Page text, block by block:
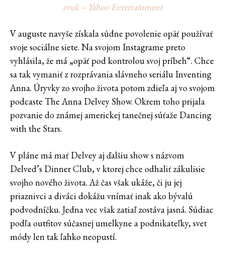
zvuk – Yahoo Entertainment
V auguste navyše získala súdne povolenie opäť používať
svoje sociálne siete. Na svojom Instagrame preto
vyhlásila, že má „opäť pod kontrolou svoj príbeh“. Chce
sa tak vymaniť z rozprávania slávneho seriálu Inventing
Anna. Úryvky zo svojho života potom zdieľa aj vo svojom
podcaste The Anna Delvey Show. Okrem toho prijala
pozvanie do známej americkej tanečnej súťaže Dancing
with the Stars.
V pláne má mať Delvey aj ďalšiu show s názvom
Delved’s Dinner Club, v ktorej chce odhaliť zákulisie
svojho nového života. Až čas však ukáže, či ju jej
priaznivci a diváci dokážu vnímať inak ako bývalú
podvodníčku. Jedna vec však zatiaľ zostáva jasná. Súdiac
podľa outfitov súčasnej umelkyne a podnikateľky, svet
módy len tak ľahko neopustí.